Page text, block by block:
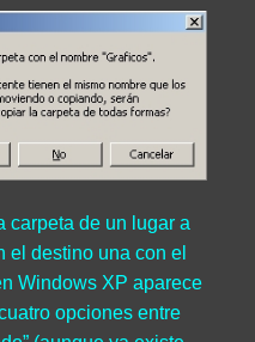
carpeta de un lugar a
el destino una con el
Windows XP aparece
opciones entre